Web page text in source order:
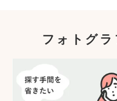
フォトグ